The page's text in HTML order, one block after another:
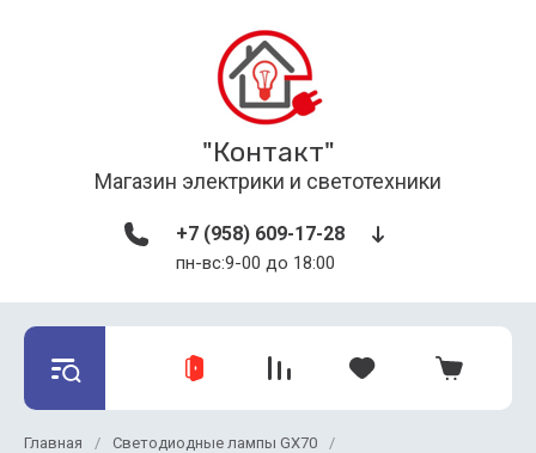
"Контакт"
Магазин электрики и светотехники
+7 (958) 609-17-28
пн-вс:9-00 до 18:00
Главная / Светодиодные лампы GX70
/